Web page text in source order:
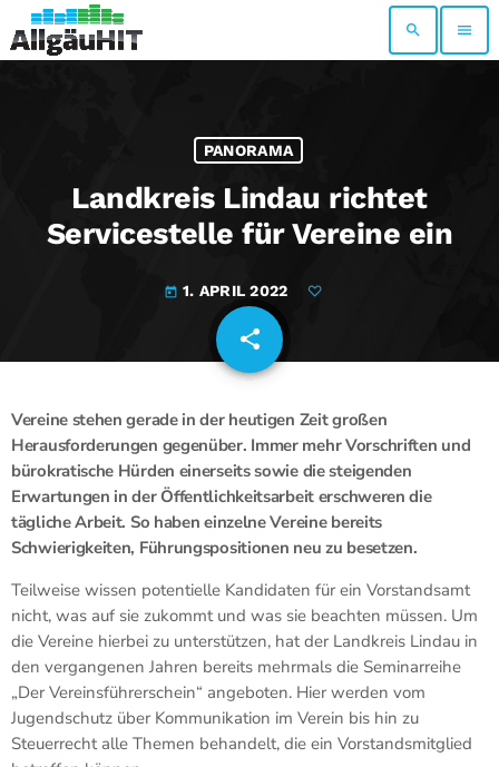
search menu
PANORAMA
Landkreis Lindau richtet
Servicestelle für Vereine ein
today 1. APRIL 2022
share
email
Vereine stehen gerade in der heutigen Zeit großen
Herausforderungen gegenüber. Immer mehr Vorschriften und
bürokratische Hürden einerseits sowie die steigenden
Erwartungen in der Öffentlichkeitsarbeit erschweren die
tägliche Arbeit. So haben einzelne Vereine bereits
Schwierigkeiten, Führungspositionen neu zu besetzen.
Teilweise wissen potentielle Kandidaten für ein Vorstandsamt
nicht, was auf sie zukommt und was sie beachten müssen. Um
die Vereine hierbei zu unterstützen, hat der Landkreis Lindau in
den vergangenen Jahren bereits mehrmals die Seminarreihe
„Der Vereinsführerschein“ angeboten. Hier werden vom
Jugendschutz über Kommunikation im Verein bis hin zu
Steuerrecht alle Themen behandelt, die ein Vorstandsmitglied